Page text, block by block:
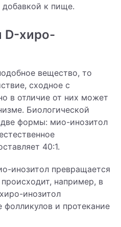
добавкой к пище.
D-хиро-
вещество, то
сходное с
в отличие от них может
Биологической
формы: мио-инозитол
40:1.
инозитол превращается
например, в
инозитол
и протекание